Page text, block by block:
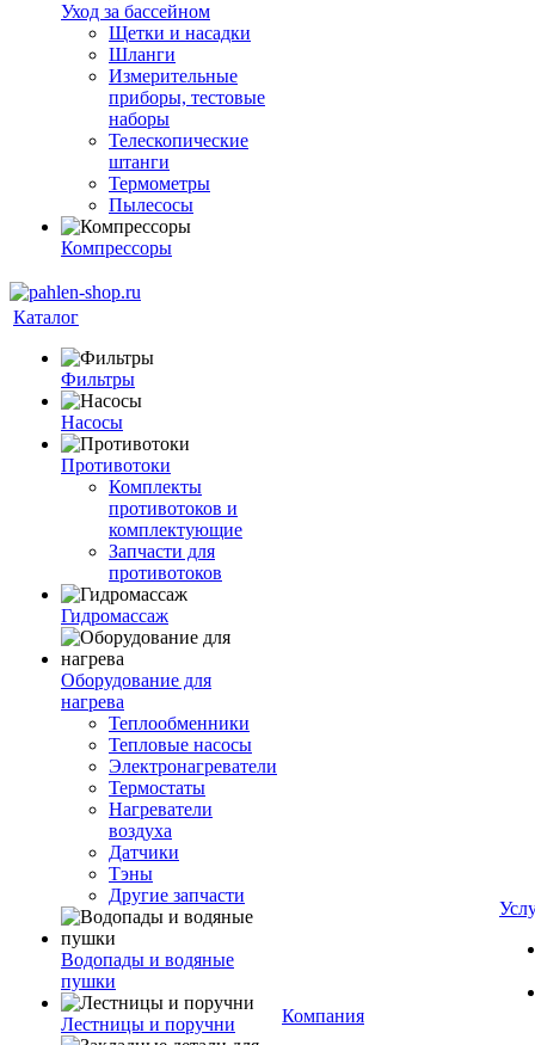
Уход за бассейном
Щетки и насадки
Шланги
Измерительные
приборы, тестовые
наборы
Телескопические
штанги
Термометры
Пылесосы
Компрессоры
Каталог
Фильтры
Насосы
Противотоки
Комплекты
противотоков и
комплектующие
Запчасти для
противотоков
Гидромассаж
Оборудование для
нагрева
Теплообменники
Тепловые насосы
Электронагреватели
Термостаты
Нагреватели
воздуха
Датчики
Тэны
Другие запчасти
Водопады и водяные
пушки
Лестницы и поручни
Компания